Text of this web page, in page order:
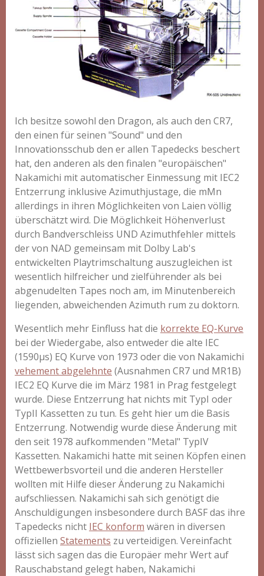
Ich besitze sowohl den Dragon, als auch den CR7,
den einen für seinen "Sound" und den
Innovationsschub den er allen Tapedecks beschert
hat, den anderen als den finalen "europäischen"
Nakamichi mit automatischer Einmessung mit IEC2
Entzerrung inklusive Azimuthjustage, die mMn
allerdings in ihren Möglichkeiten von Laien völlig
überschätzt wird. Die Möglichkeit Höhenverlust
durch Bandverschleiss UND Azimuthfehler mittels
der von NAD gemeinsam mit Dolby Lab's
entwickelten Playtrimschaltung auszugleichen ist
wesentlich hilfreicher und zielführender als bei
abgenudelten Tapes noch am, im Minutenbereich
liegenden, abweichenden Azimuth rum zu doktorn.
Wesentlich mehr Einfluss hat die korrekte EQ-Kurve
bei der Wiedergabe, also entweder die alte IEC
(1590µs) EQ Kurve von 1973 oder die von Nakamichi
vehement abgelehnte (Ausnahmen CR7 und MR1B)
IEC2 EQ Kurve die im März 1981 in Prag festgelegt
wurde. Diese Entzerrung hat nichts mit TypI oder
TypII Kassetten zu tun. Es geht hier um die Basis
Entzerrung. Notwendig wurde diese Änderung mit
den seit 1978 aufkommenden "Metal" TypIV
Kassetten. Nakamichi hatte mit seinen Köpfen einen
Wettbewerbsvorteil und die anderen Hersteller
wollten mit Hilfe dieser Änderung zu Nakamichi
aufschliessen. Nakamichi sah sich genötigt die
Anschuldigungen insbesondere durch BASF das ihre
Tapedecks nicht IEC konform wären in diversen
offiziellen Statements zu verteidigen. Vereinfacht
lässt sich sagen das die Europäer mehr Wert auf
Rauschabstand gelegt haben, Nakamichi